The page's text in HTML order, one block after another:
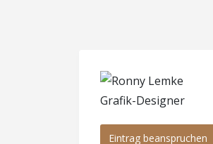
Eintrag beanspruchen